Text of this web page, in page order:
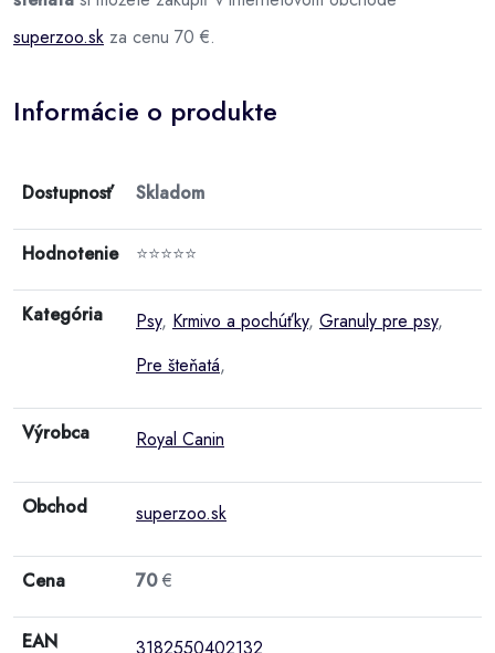
superzoo.sk za cenu 70 €.
Informácie o produkte
Dostupnosť Skladom
Hodnotenie ⭐⭐⭐⭐⭐
Kategória Psy, Krmivo a pochúťky, Granuly pre psy,
Pre šteňatá,
Výrobca Royal Canin
Obchod superzoo.sk
Cena 70€
EAN 3182550402132